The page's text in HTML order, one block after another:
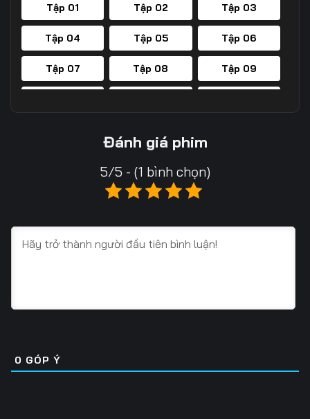
Tập 01 Tập 02 Tập 03
Tập 04 Tập 05 Tập 06
Tập 07 Tập 08 Tập 09
Tập 20
Tập 25 Tập 26
Tập 31 Tập 32 Tập 33
Tập 37 Tập 38 Tập 39
Đánh giá phim
5/5 - (1 bình chọn)
0 GÓP Ý